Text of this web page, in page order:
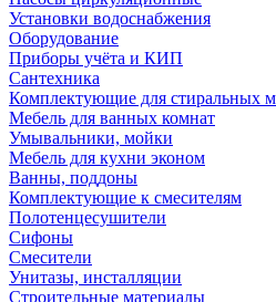
Установки водоснабжения
Оборудование
Приборы учёта и КИП
Сантехника
Комплектующие для стиральных
Мебель для ванных комнат
Умывальники, мойки
Мебель для кухни эконом
Ванны, поддоны
Комплектующие к смесителям
Полотенцесушители
Сифоны
Смесители
Унитазы, инсталляции
Строительные материалы